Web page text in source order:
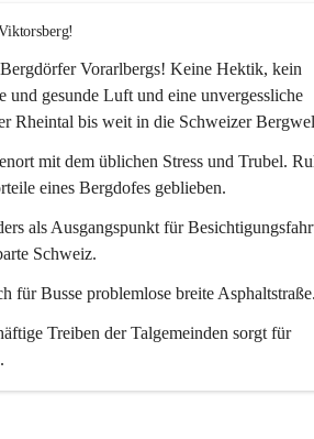
Vorarlbergs! Keine Hektik, kein
und gesunde Luft und eine unvergessliche
Rheintal bis weit in die Schweizer
mit dem üblichen Stress und Trubel.
eines Bergdofes geblieben.
als Ausgangspunkt für
Schweiz.
für Busse problemlose breite
Treiben der Talgemeinden sorgt für